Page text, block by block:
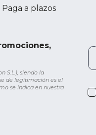
Paga a plazos
S.L.), siendo la
de legitimación es el
se indica en nuestra